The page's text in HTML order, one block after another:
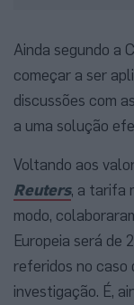
Ainda segundo a
começar a ser
discussões com
a uma solução
Voltando aos
Reuters, a tarifa
modo,
Europeia será de
referidos no caso
investigação. É,